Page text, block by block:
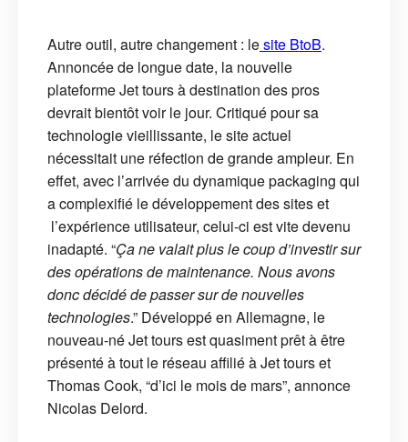
Autre outil, autre changement : lesite BtoB.
Annoncée de longue date, la nouvelle
plateforme Jet tours à destination des pros
devrait bientôt voir le jour. Critiqué pour sa
technologie vieillissante, le site actuel
nécessitait une réfection de grande ampleur. En
effet, avec l’arrivée du dynamique packaging qui
a complexifié le développement des sites et
l’expérience utilisateur, celui-ci est vite devenu
inadapté. “Ça ne valait plus le coup d’investir sur
des opérations de maintenance. Nous avons
donc décidé de passer sur de nouvelles
technologies.” Développé en Allemagne, le
nouveau-né Jet tours est quasiment prêt à être
présenté à tout le réseau affilié à Jet tours et
Thomas Cook, “d’ici le mois de mars”, annonce
Nicolas Delord.